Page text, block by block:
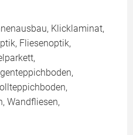
Klicklaminat,
Fliesenoptik,
Wandfliesen,